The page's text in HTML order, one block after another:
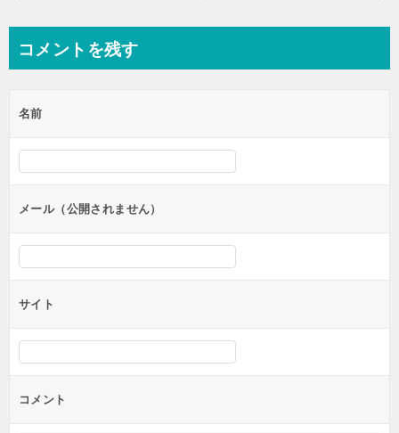
ビ
ー
シ
ン
コメントを残す
名前
メール（公開されません）
サイト
コメント